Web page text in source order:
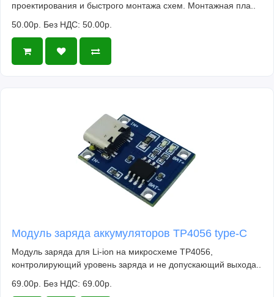
проектирования и быстрого монтажа схем. Монтажная пла..
50.00р. Без НДС: 50.00р.
Модуль заряда аккумуляторов TP4056 type-C
Модуль заряда для Li-ion на микросхеме TP4056,
контролирующий уровень заряда и не допускающий выхода..
69.00р. Без НДС: 69.00р.